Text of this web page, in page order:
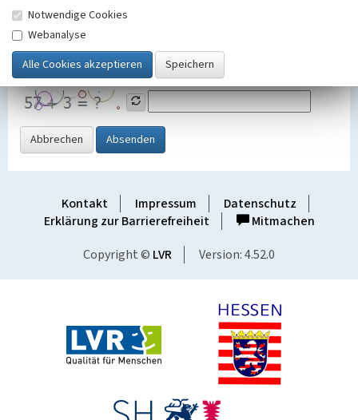
SicherheitsabfrageTragen Sie unten das Rechenergebnis aus der
Grafik ein
Abbrechen Absenden
Kontakt Impressum
Datenschutz
Erklärung zur Barrierefreiheit
Mitmachen
Copyright © LVR Version: 4.52.0
Notwendige Cookies
Webanalyse